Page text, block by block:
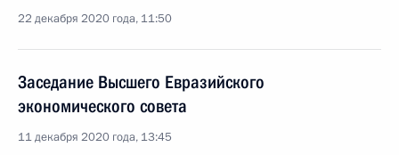
22 декабря 2020 года, 11:50
Заседание Высшего Евразийского
экономического совета
11 декабря 2020 года, 13:45